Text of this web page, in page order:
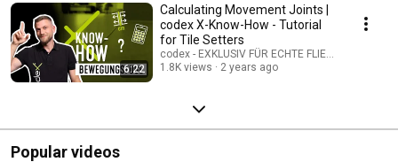
6:22
Calculating Movement Joints |
codex X-Know-How - Tutorial
for Tile Setters
codex - EXKLUSIV FÜR ECHTE FLIESENLEGER
1.8K views
2 years ago
Popular videos